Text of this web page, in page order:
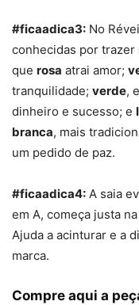
#ficaadica3: No
conhecidas por trazer
que rosa atrai amor;
tranquilidade; verde,
dinheiro e sucesso; e
branca, mais
um pedido de paz.
#ficaadica4: A saia
em A, começa justa
Ajuda a acinturar e a
marca.
Compre aqui a